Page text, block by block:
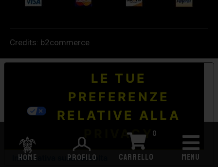
HOME PROFILO CARRELLO
0
MENU
Credits: b2commerce
Informativa sulla raccolta
LE TUE
PREFERENZE
RELATIVE ALLA
PRIVACY